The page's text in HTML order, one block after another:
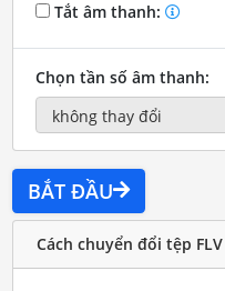
Tắt âm thanh:
Chọn tần số âm thanh:
BẮT ĐẦU
Cách chuyển đổi tệp